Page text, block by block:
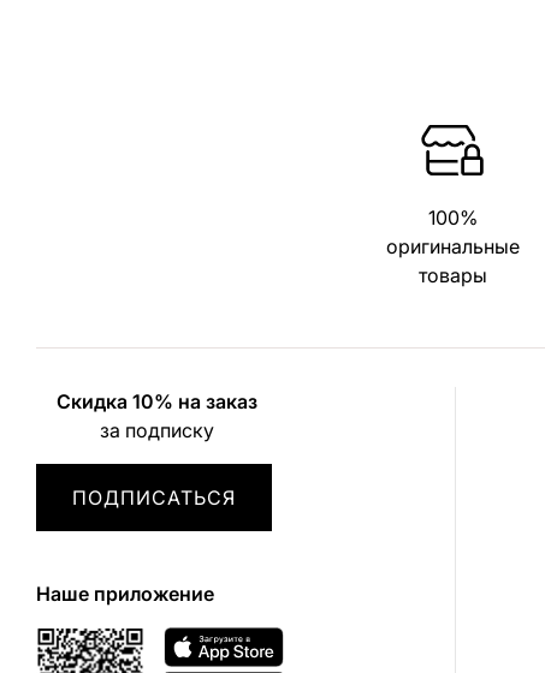
100%
оригинальные
товары
Скидка 10% на заказ
за подписку
ПОДПИСАТЬСЯ
Наше приложение